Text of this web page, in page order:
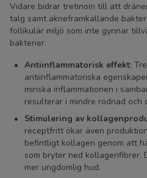
Vidare bidrar tretinoin till att
talg samt akneframkallande
follikulär miljö som inte gynnar
bakterier.
Antiinflammatorisk effekt:
antiinflammatoriska
minska inflammationen i
resulterar i mindre rodnad och
Stimulering av
receptfritt ökar även
befintligt kollagen genom att
som bryter ned kollagenfibrer.
mer ungdomlig hud.